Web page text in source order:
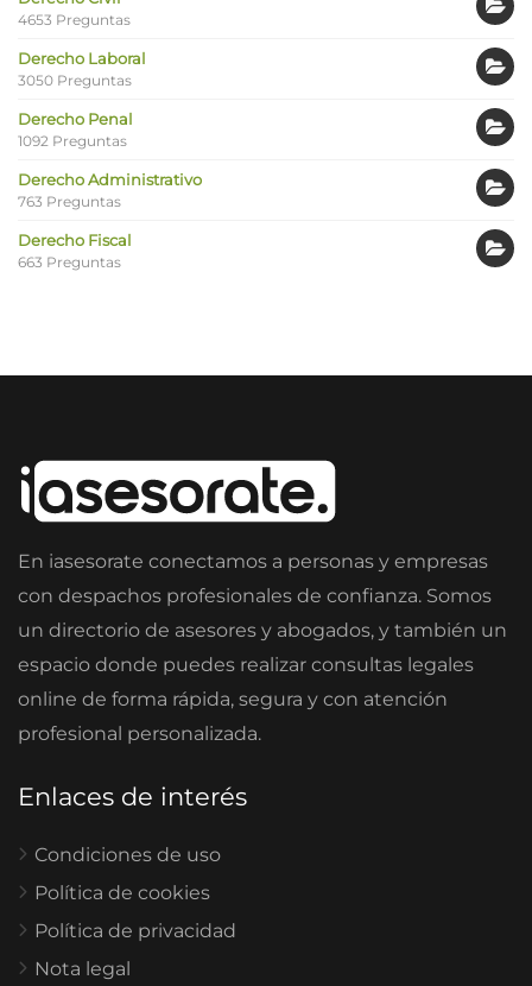
4653 Preguntas
Derecho Laboral
3050 Preguntas
Derecho Penal
1092 Preguntas
Derecho Administrativo
763 Preguntas
Derecho Fiscal
663 Preguntas
En iasesorate conectamos a personas y empresas
con despachos profesionales de confianza. Somos
un directorio de asesores y abogados, y también un
espacio donde puedes realizar consultas legales
online de forma rápida, segura y con atención
profesional personalizada.
Enlaces de interés
Condiciones de uso
Política de cookies
Política de privacidad
Nota legal